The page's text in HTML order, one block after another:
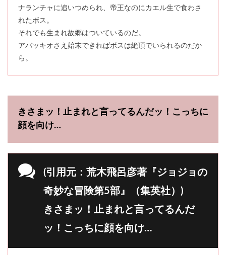
ナランチャに追いつめられ、帝王なのにカエル生で食わさ
れたボス。
それでも生まれ故郷はついているのだ。
アバッキオさえ始末できればボスは絶頂でいられるのだか
ら。
きさまッ！止まれと言ってるんだッ！こっちに
顔を向け…
(引用元：荒木飛呂彦著『ジョジョの
奇妙な冒険第5部』（集英社）)
きさまッ！止まれと言ってるんだ
ッ！こっちに顔を向け…